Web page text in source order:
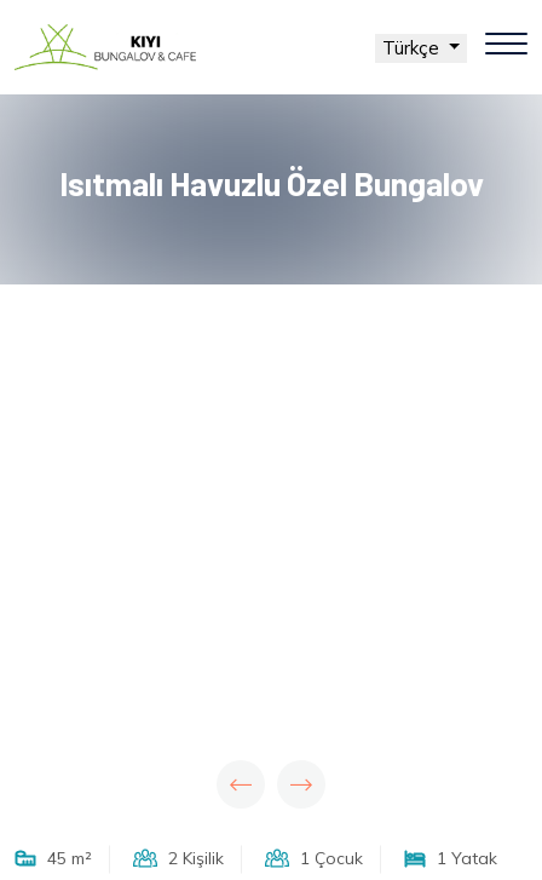
Türkçe
Isıtmalı Havuzlu Özel Bungalov
45 m² 2 Kişilik 1 Çocuk 1 Yatak